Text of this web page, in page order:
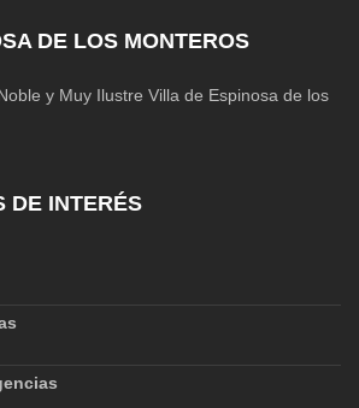
DE LOS MONTEROS
y Muy Ilustre Villa de Espinosa de los
DE INTERÉS